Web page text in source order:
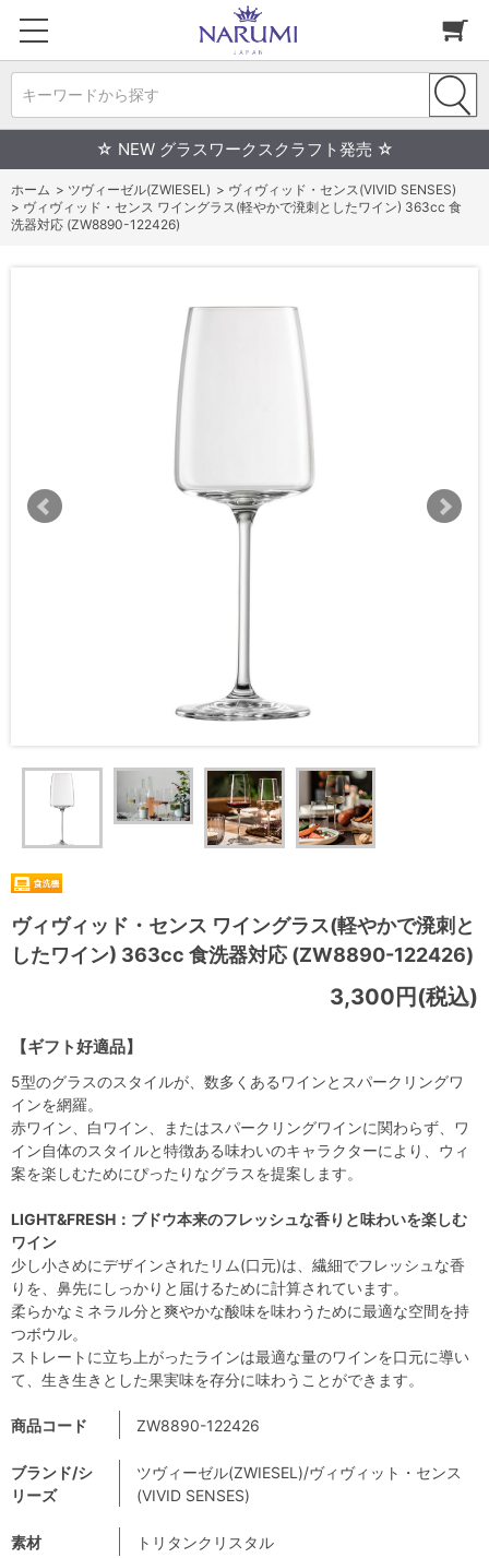
キーワードから探す
☆ NEW グラスワークスクラフト発売 ☆
ホーム > ツヴィーゼル(ZWIESEL) > ヴィヴィッド・センス(VIVID SENSES)
> ヴィヴィッド・センス ワイングラス(軽やかで溌刺としたワイン) 363cc 食
洗器対応 (ZW8890-122426)
ヴィヴィッド・センス ワイングラス(軽やかで溌刺と
したワイン) 363cc 食洗器対応 (ZW8890-122426)
【ギフト好適品】
3,300円(税込)
商品コード ZW8890-122426
ブランド/シ
リーズ
ツヴィーゼル(ZWIESEL)/ヴィヴィット・センス
(VIVID SENSES)
素材 トリタンクリスタル
5型のグラスのスタイルが、数多くあるワインとスパークリングワ
インを網羅。
赤ワイン、白ワイン、またはスパークリングワインに関わらず、ワ
イン自体のスタイルと特徴ある味わいのキャラクターにより、ウィ
案を楽しむためにぴったりなグラスを提案します。
LIGHT&FRESH：ブドウ本来のフレッシュな香りと味わいを楽しむ
ワイン
少し小さめにデザインされたリム(口元)は、繊細でフレッシュな香
りを、鼻先にしっかりと届けるために計算されています。
柔らかなミネラル分と爽やかな酸味を味わうために最適な空間を持
つボウル。
ストレートに立ち上がったラインは最適な量のワインを口元に導い
て、生き生きとした果実味を存分に味わうことができます。